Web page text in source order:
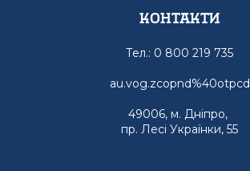
Контакти
Тел.: 0 800 219 735
au.vog.zcopnd%40otpcd
49006, м. Дніпро,
пр. Лесі Українки, 55